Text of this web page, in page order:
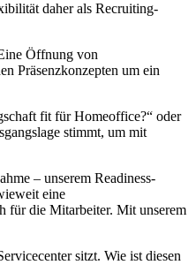
daher als Recruiting-
Öffnung von
Präsenzkonzepten um ein
fit für Homeoffice?“ oder
stimmt, um mit
– unserem Readiness-
eine
für die Mitarbeiter. Mit unserem
sitzt. Wie ist diesen